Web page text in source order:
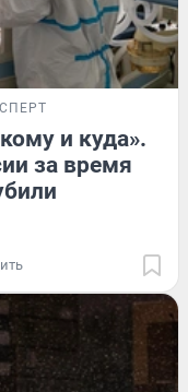
и куда».
за время